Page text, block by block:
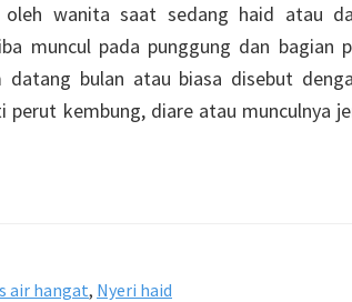
wanita saat sedang haid atau
muncul pada punggung dan bagian
bulan atau biasa disebut
perut kembung, diare atau munculnya
air hangat, Nyeri haid